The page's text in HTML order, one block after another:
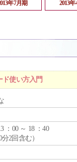
年7月期 2013
使い方入門
：00 ～ 18 ：40
分2回含む）